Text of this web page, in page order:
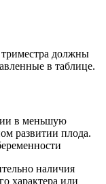
должны
в таблице.
в меньшую
развитии плода.
наличия
характера или